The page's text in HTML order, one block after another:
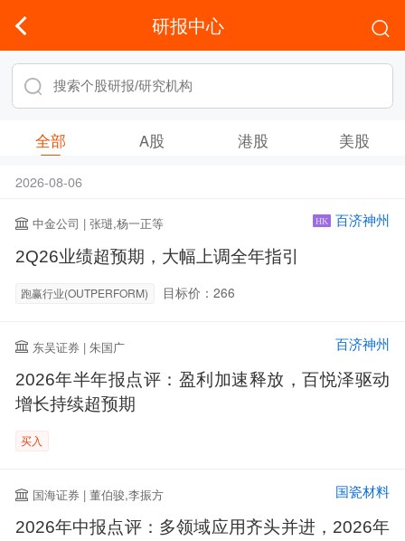
研报中心
全部 A股 港股 美股
2026-08-06
中金公司 | 张琎,杨一正等 HK 百济神州
2Q26业绩超预期，大幅上调全年指引
跑赢行业(OUTPERFORM) 目标价：266
东吴证券 | 朱国广 百济神州
2026年半年报点评：盈利加速释放，百悦泽驱动
增长持续超预期
买入
国海证券 | 董伯骏,李振方 国瓷材料
2026年中报点评：多领域应用齐头并进，2026年